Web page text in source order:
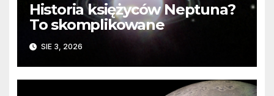
Historia księżyców Neptuna?
To skomplikowane
SIE 3, 2026